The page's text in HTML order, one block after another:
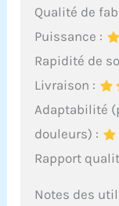
Qualité de
Puissance :
Rapidité de
Livraison :
Adaptabilité
douleurs) :
Rapport
Notes des